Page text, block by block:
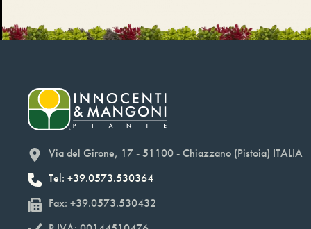
Via del Girone, 17 - 51100 - Chiazzano (Pistoia) ITALIA
Tel: +39.0573.530364
Fax: +39.0573.530432